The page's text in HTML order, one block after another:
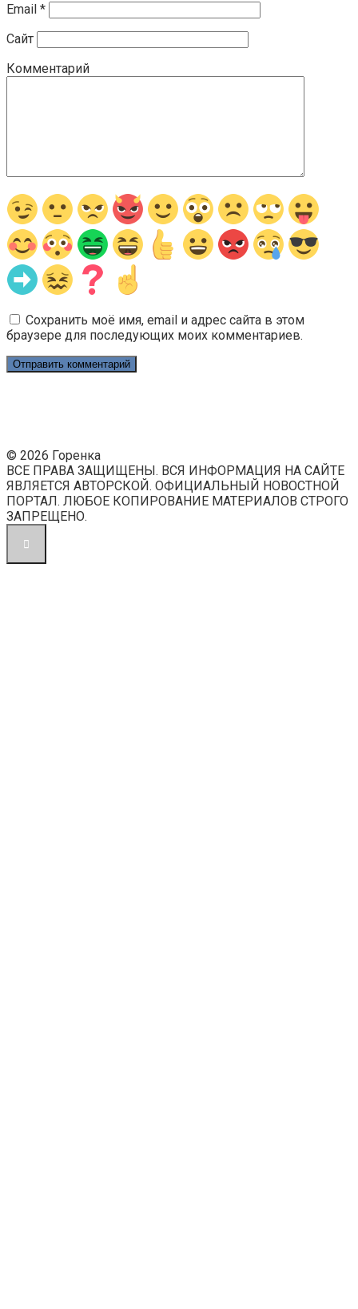
Email *
Сайт
Комментарий
Сохранить моё имя, email и адрес сайта в этом
браузере для последующих моих комментариев.
© 2026 Горенка
ВСЕ ПРАВА ЗАЩИЩЕНЫ. ВСЯ ИНФОРМАЦИЯ НА САЙТЕ
ЯВЛЯЕТСЯ АВТОРСКОЙ. ОФИЦИАЛЬНЫЙ НОВОСТНОЙ
ПОРТАЛ. ЛЮБОЕ КОПИРОВАНИЕ МАТЕРИАЛОВ СТРОГО
ЗАПРЕЩЕНО.